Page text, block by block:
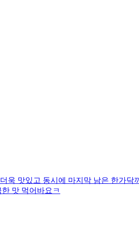
욱 맛있고 동시에 마지막 남은 한가
맛 먹어바요ㅋ